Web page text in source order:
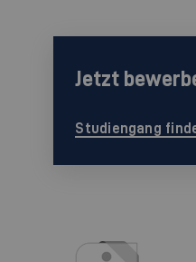
Jetzt
Studiengang